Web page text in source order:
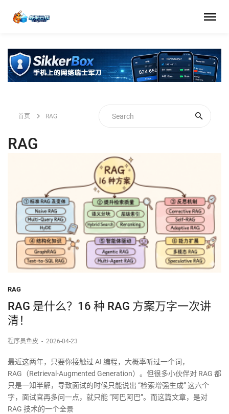
首页 RAG
RAG
RAG
RAG 是什么？16 种 RAG 方案万字一次讲
清！
程序员鱼皮 - 2026-04-23
最近这两年，只要你接触过 AI 编程，大概率听过一个词，
RAG（Retrieval-Augmented Generation）。但很多小伙伴对 RAG 都
只是一知半解，导致面试的时候只能说出 “检索增强生成” 这六个
字，面试官再多问一点，就只能 “阿巴阿巴”。而这篇文章，是对
RAG 技术的一个全景